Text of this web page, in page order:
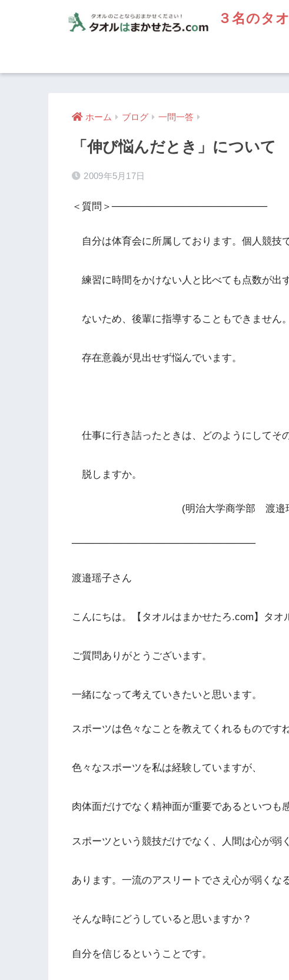
３名のタ
ホーム ブログ 一問一答
「伸び悩んだとき」について
2009年5月17日
＜質問＞──────────────────────
自分は体育会に所属しております。個人競技
練習に時間をかけない人と比べても点数が出
ないため、後輩に指導することもできません
存在意義が見出せず悩んでいます。
仕事に行き詰ったときは、どのようにしてそ
脱しますか。
(明治大学商学部 渡邉瑶
──────────────────────────
渡邉瑶子さん
こんにちは。【タオルはまかせたろ.com】タオ
ご質問ありがとうございます。
一緒になって考えていきたいと思います。
スポーツは色々なことを教えてくれるものですね
色々なスポーツを私は経験していますが、
肉体面だけでなく精神面が重要であるといつも
スポーツという競技だけでなく、人間は心が弱
あります。一流のアスリートでさえ心が弱くな
そんな時にどうしていると思いますか？
自分を信じるということです。